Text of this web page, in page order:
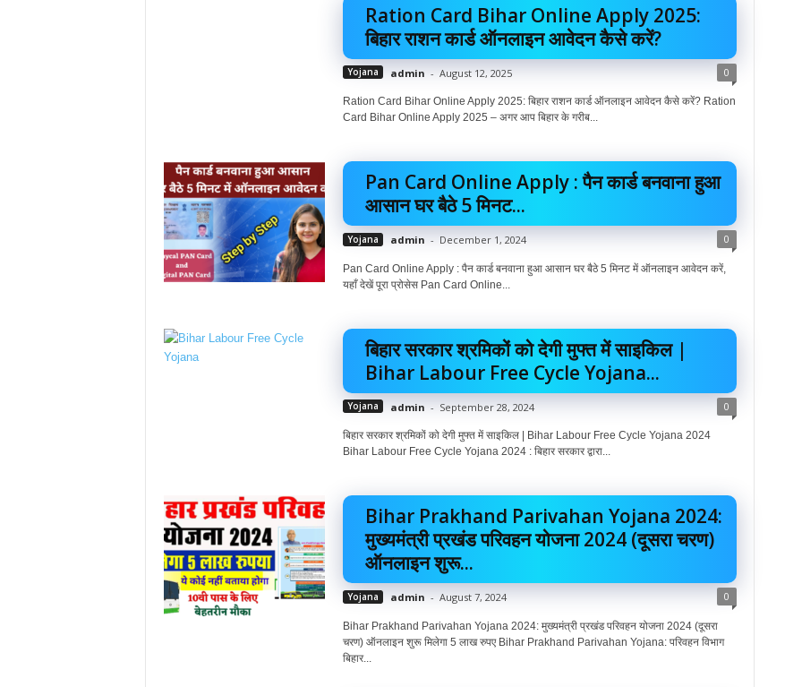
Ration Card Bihar Online Apply 2025:
बिहार राशन कार्ड ऑनलाइन आवेदन कैसे करें?
Yojana admin - August 12, 2025 0
Ration Card Bihar Online Apply 2025: बिहार राशन कार्ड ऑनलाइन आवेदन कैसे करें? Ration
Card Bihar Online Apply 2025 – अगर आप बिहार के गरीब...
Pan Card Online Apply : पैन कार्ड बनवाना हुआ
आसान घर बैठे 5 मिनट...
Yojana admin - December 1, 2024 0
Pan Card Online Apply : पैन कार्ड बनवाना हुआ आसान घर बैठे 5 मिनट में ऑनलाइन आवेदन करें,
यहाँ देखें पूरा प्रोसेस Pan Card Online...
बिहार सरकार श्रमिकों को देगी मुफ्त में साइकिल |
Bihar Labour Free Cycle Yojana...
Yojana admin - September 28, 2024 0
बिहार सरकार श्रमिकों को देगी मुफ्त में साइकिल | Bihar Labour Free Cycle Yojana 2024
Bihar Labour Free Cycle Yojana 2024 : बिहार सरकार द्वारा...
Bihar Prakhand Parivahan Yojana 2024:
मुख्यमंत्री प्रखंड परिवहन योजना 2024 (दूसरा चरण)
ऑनलाइन शुरू...
Yojana admin - August 7, 2024 0
Bihar Prakhand Parivahan Yojana 2024: मुख्यमंत्री प्रखंड परिवहन योजना 2024 (दूसरा
चरण) ऑनलाइन शुरू मिलेगा 5 लाख रुपए Bihar Prakhand Parivahan Yojana: परिवहन विभाग
बिहार...